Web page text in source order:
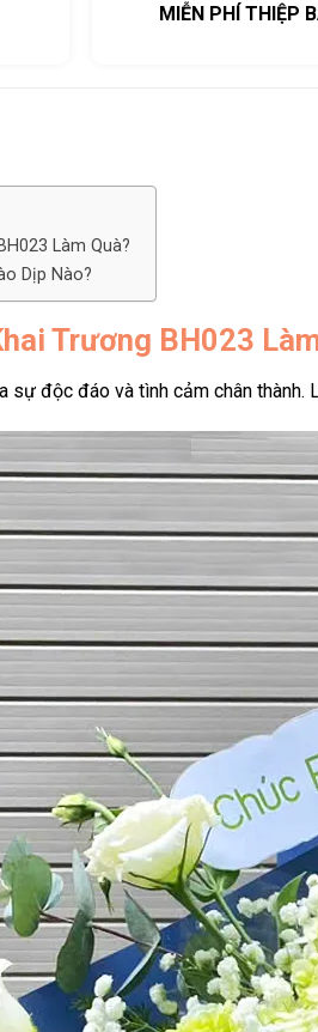
MIỄN PHÍ THIỆP
Làm Quà?
Dịp Nào?
Trương BH023
sự độc đáo và tình cảm chân